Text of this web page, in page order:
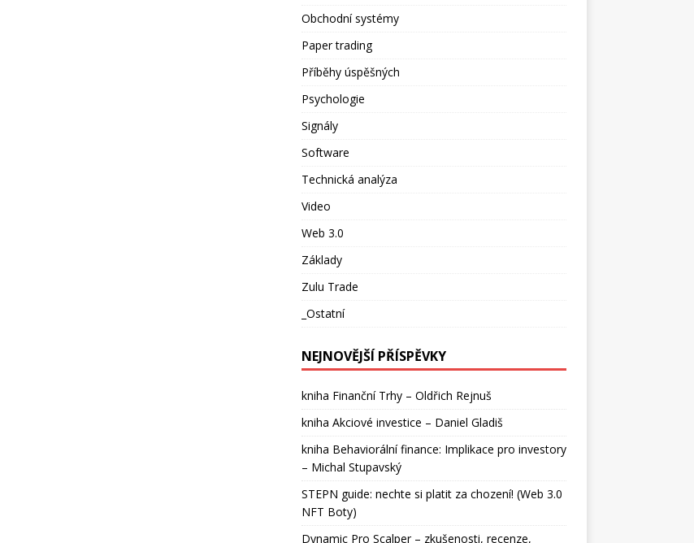
Obchodní systémy
Paper trading
Příběhy úspěšných
Psychologie
Signály
Software
Technická analýza
Video
Web 3.0
Základy
Zulu Trade
_Ostatní
NEJNOVĚJŠÍ PŘÍSPĚVKY
kniha Finanční Trhy – Oldřich Rejnuš
kniha Akciové investice – Daniel Gladiš
kniha Behaviorální finance: Implikace pro investory
– Michal Stupavský
STEPN guide: nechte si platit za chození! (Web 3.0
NFT Boty)
Dynamic Pro Scalper – zkušenosti, recenze,